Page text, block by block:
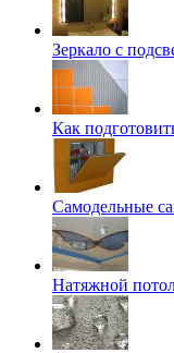
Зеркало с
Как
Самодельные
Натяжной